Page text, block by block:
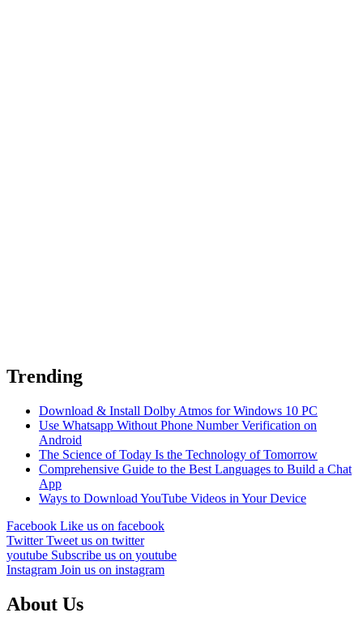
Trending
Download & Install Dolby Atmos for Windows 10 PC
Use Whatsapp Without Phone Number Verification on
Android
The Science of Today Is the Technology of Tomorrow
Comprehensive Guide to the Best Languages to Build a Chat
App
Ways to Download YouTube Videos in Your Device
Facebook Like us on facebook
TwitterTweet us on twitter
youtube Subscribe us on youtube
Instagram Join us on instagram
About Us